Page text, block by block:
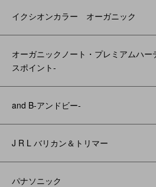
イクシオンカラー オーガニック
オーガニックノート・プレミアムハ
スポイント-
and B‐アンドビー‐
J R L バリカン＆トリマー
パナソニック